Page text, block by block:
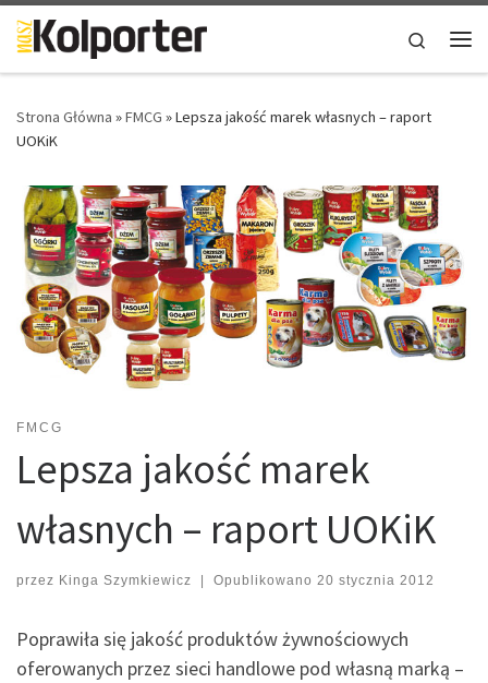
Skip to content
Search
Strona Główna »FMCG »Lepsza jakość marek własnych – raport
UOKiK
FMCG
Lepsza jakość marek
własnych – raport UOKiK
przez Kinga Szymkiewicz Opublikowano 20 stycznia 2012
Poprawiła się jakość produktów żywnościowych
oferowanych przez sieci handlowe pod własną marką –